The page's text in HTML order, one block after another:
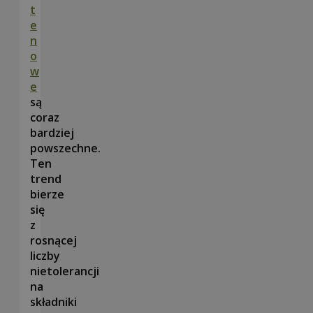
t
e
n
o
w
e
są
coraz
bardziej
powszechne.
Ten
trend
bierze
się
z
rosnącej
liczby
nietolerancji
na
składniki